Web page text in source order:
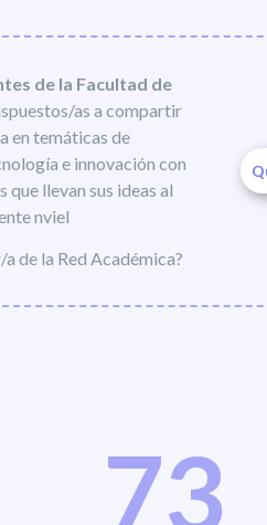
de la Facultad de
as a compartir
en temáticas de
e innovación con
que llevan sus ideas al
nviel
de la Red Académica?
73